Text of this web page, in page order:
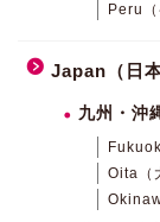
Peru（
Japan（日
九州・沖
Oita（